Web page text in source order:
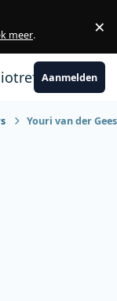
meer. ×
Aanmelden
Youri van der